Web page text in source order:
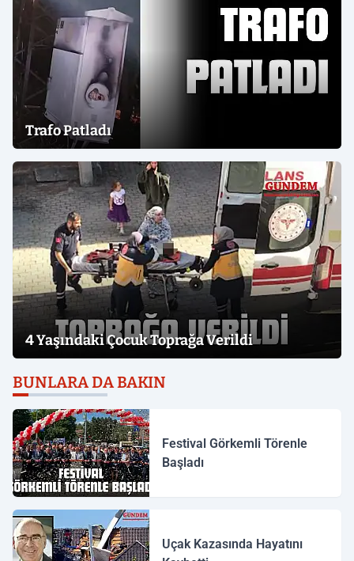
Trafo Patladı
4 Yaşındaki Çocuk Toprağa Verildi
BUNLARA DA BAKIN
Festival Görkemli Törenle
Başladı
Uçak Kazasında Hayatını